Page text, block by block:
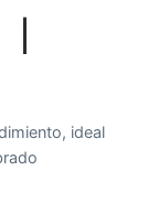
ideal